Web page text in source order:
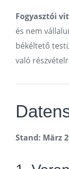
Fogyasztói
és nem
békéltető
való
Stand: März